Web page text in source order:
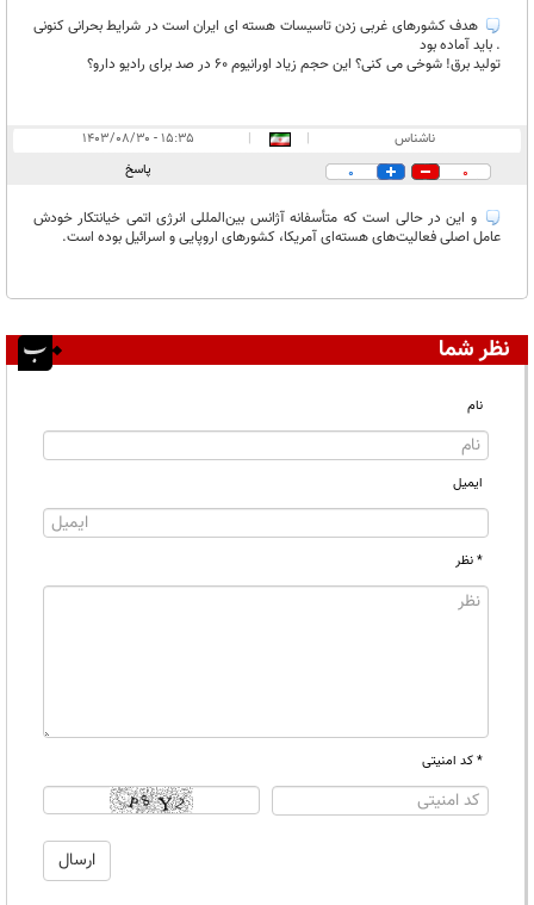
هدف کشورهای غربی زدن تاسیسات هسته ای ایران است در شرایط بحرانی کنونی
. باید آماده بود
تولید برق! شوخی می کنی؟ این حجم زیاد اورانیوم 60 در صد برای رادیو دارو؟
ناشناس |
|
۱۵:۳۵ - ۱۴۰۳/۰۸/۳۰
0
0 پاسخ
و این در حالی است که متأسفانه آژانس بین‌المللی انرژی اتمی خیانتکار خودش
عامل اصلی فعالیت‌های هسته‌ای آمریکا، کشورهای اروپایی و اسرائیل بوده است.
نظر شما
نام
ایمیل
* نظر
* کد امنیتی